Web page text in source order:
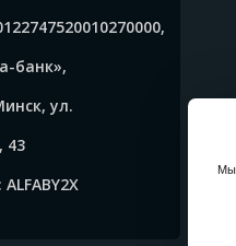
Мы
банк»,
ул.
43